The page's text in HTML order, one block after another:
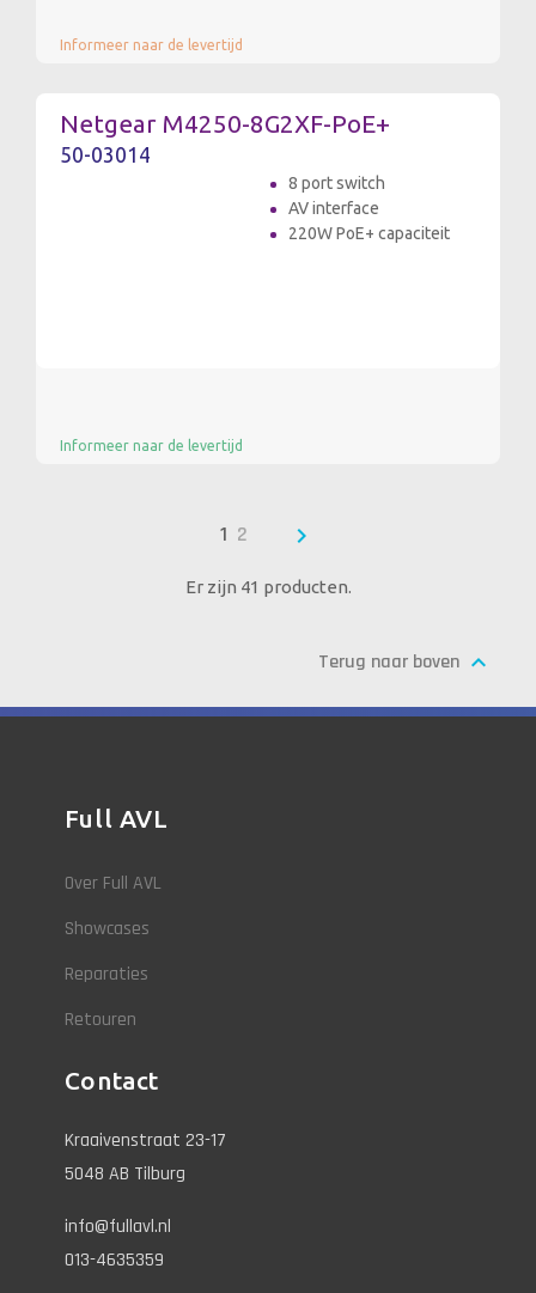
Informeer naar de levertijd
Netgear M4250-8G2XF-PoE+
50-03014
8 port switch
AV interface
220W PoE+ capaciteit
Informeer naar de levertijd
1 2 
Er zijn 41 producten.
Terug naar boven 
Full AVL
Over Full AVL
Showcases
Reparaties
Retouren
Contact
Kraaivenstraat 23-17
5048 AB Tilburg
info@fullavl.nl
013-4635359